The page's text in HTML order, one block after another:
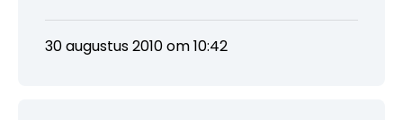
30 augustus 2010 om 10:42